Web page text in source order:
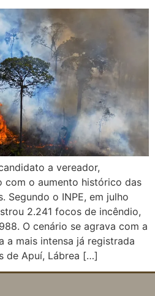
a vereador,
com o aumento histórico das
Segundo o INPE, em julho
2.241 focos de incêndio,
O cenário se agrava com a
a mais intensa já registrada
de Apuí, Lábrea […]